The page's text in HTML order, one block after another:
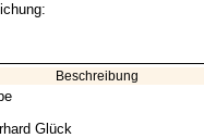
Beschreibung
Glück